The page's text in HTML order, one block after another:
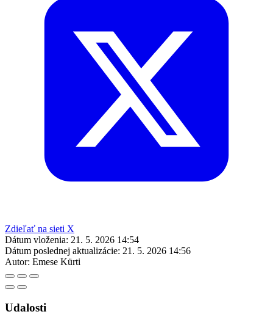
Zdieľať na sieti X
Dátum vloženia: 21. 5. 2026 14:54
Dátum poslednej aktualizácie: 21. 5. 2026 14:56
Autor: Emese Kürti
Udalosti